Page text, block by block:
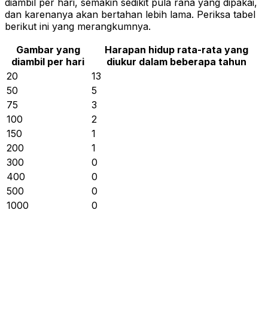
diambil per hari, semakin sedikit pula rana yang dipakai,
dan karenanya akan bertahan lebih lama. Periksa tabel
berikut ini yang merangkumnya.
Gambar yang
diambil per hari
Harapan hidup rata-rata yang
diukur dalam beberapa tahun
20
13
50
5
75
3
100
2
150
1
200
1
300
0
400
0
500
0
1000
0